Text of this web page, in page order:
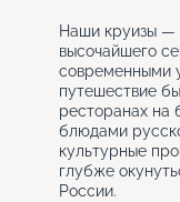
Наши круизы —
высочайшего
современными
путешествие
ресторанах на
блюдами
культурные
глубже
России.